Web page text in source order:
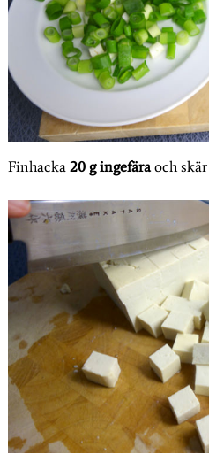
Finhacka20 g ingefära och skär